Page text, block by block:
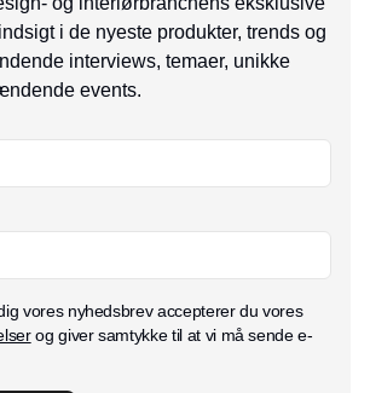
i de nyeste produkter, trends og
interviews, temaer, unikke
events.
vores nyhedsbrev accepterer du vores
og giver samtykke til at vi må sende e-